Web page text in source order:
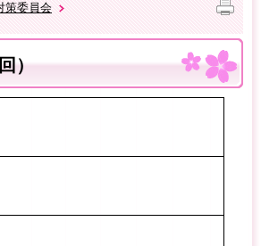
策委員会
）